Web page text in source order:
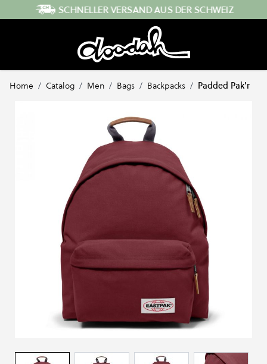
Direkt zum InhaltSCHNELLER VERSAND AUS DER SCHWEIZ
Home / Catalog / Men / Bags / Backpacks / Padded Pak'r